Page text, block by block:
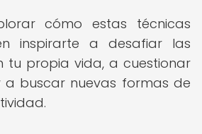
cómo estas técnicas
inspirarte a desafiar las
tu propia vida, a cuestionar
a buscar nuevas formas de